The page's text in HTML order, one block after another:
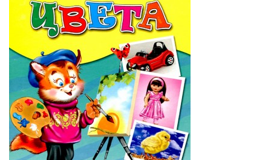
дошкольников.